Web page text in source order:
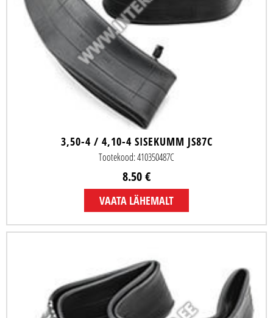
3,50-4 / 4,10-4 SISEKUMM JS87C
Tootekood: 410350487C
8.50 €
VAATA LÄHEMALT